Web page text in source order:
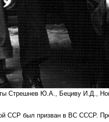
Стрешнев Ю.А., Бециву И.Д.,
ССР был призван в ВС СССР.